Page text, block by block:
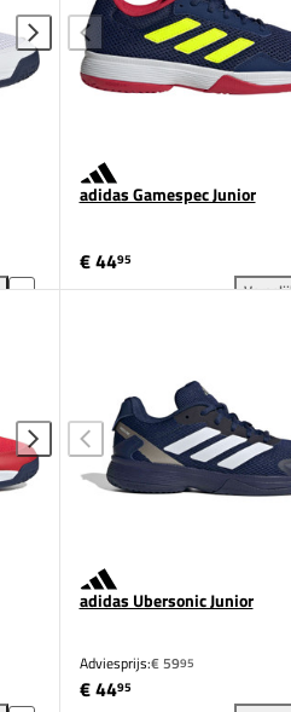
adidas Gamespec Junior
€ 4495
adidas Ubersonic Junior
Adviesprijs:€ 5995
€ 4495